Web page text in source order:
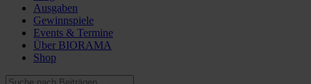
Ausgaben
Gewinnspiele
Events & Termine
Über BIORAMA
Shop